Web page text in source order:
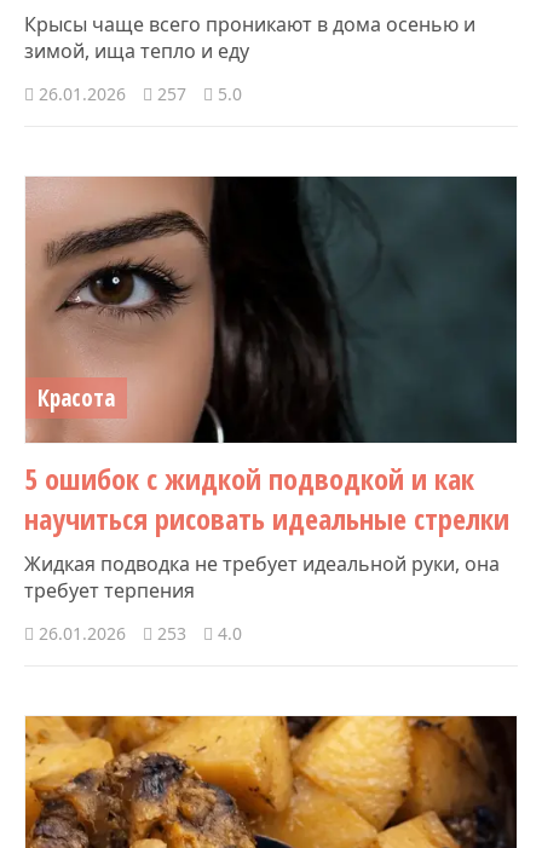
Крысы чаще всего проникают в дома осенью и
зимой, ища тепло и еду
26.01.2026 257 5.0
Красота
5 ошибок с жидкой подводкой и как
научиться рисовать идеальные стрелки
Жидкая подводка не требует идеальной руки, она
требует терпения
26.01.2026 253 4.0